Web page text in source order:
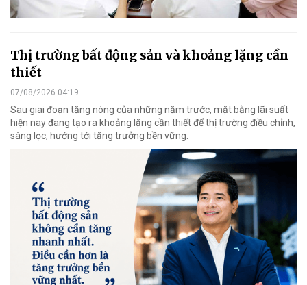
Thị trường bất động sản và khoảng lặng cần
thiết
07/08/2026 04:19
Sau giai đoạn tăng nóng của những năm trước, mặt bằng lãi suất
hiện nay đang tạo ra khoảng lặng cần thiết để thị trường điều chỉnh,
sàng lọc, hướng tới tăng trưởng bền vững.